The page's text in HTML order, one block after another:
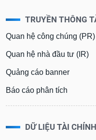
TRUYỀN THÔNG
Quan hệ công chúng (PR)
Quan hệ nhà đầu tư (IR)
Quảng cáo banner
Báo cáo phân tích
DỮ LIỆU TÀI CHÍNH